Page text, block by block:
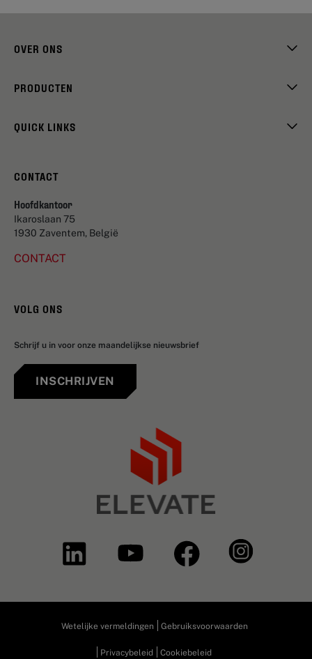
OVER ONS
PRODUCTEN
QUICK LINKS
CONTACT
Hoofdkantoor
Ikaroslaan 75
1930 Zaventem, België
CONTACT
VOLG ONS
Schrijf u in voor onze maandelijkse nieuwsbrief
INSCHRIJVEN
Wetelijke vermeldingen Gebruiksvoorwaarden
Privacybeleid Cookiebeleid